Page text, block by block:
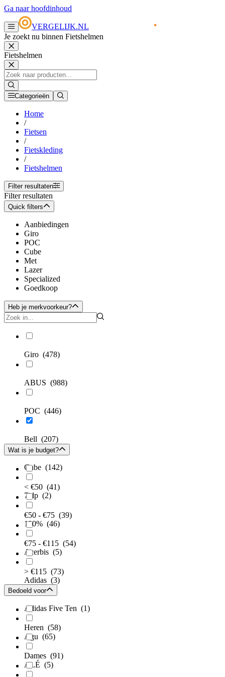
Ga naar hoofdinhoud
VERGELIJK.NL
Je zoekt nu binnen Fietshelmen
Fietshelmen
Categorieën
Home
/
Fietsen
/
Fietskleding
/
Fietshelmen
Filter resultaten
Filter resultaten
Quick filters
Aanbiedingen
Giro
POC
Cube
Met
Lazer
Specialized
Goedkoop
Heb je merkvoorkeur?
Giro (478)
ABUS (988)
POC (446)
Bell (207)
Cube (142)
7idp (2)
100% (46)
Acerbis (5)
Adidas (3)
Adidas Five Ten (1)
Agu (65)
ALÉ (5)
Wat is je budget?
< €50 (41)
€50 - €75 (39)
€75 - €115 (54)
> €115 (73)
Bedoeld voor
Heren (58)
Dames (91)